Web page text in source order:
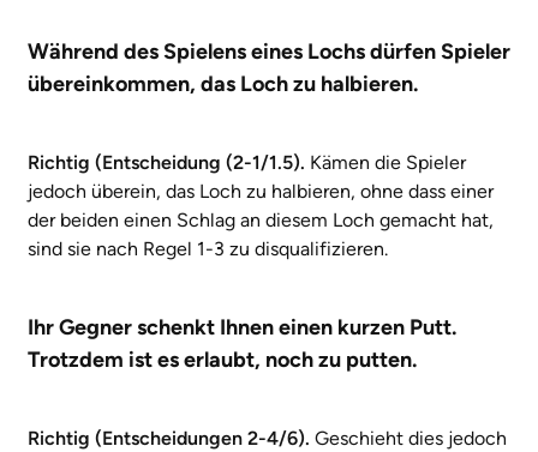
Während des Spielens eines Lochs dürfen Spieler
übereinkommen, das Loch zu halbieren.
Richtig (Entscheidung (2-1/1.5). Kämen die Spieler
jedoch überein, das Loch zu halbieren, ohne dass einer
der beiden einen Schlag an diesem Loch gemacht hat,
sind sie nach Regel 1-3 zu disqualifizieren.
Ihr Gegner schenkt Ihnen einen kurzen Putt.
Trotzdem ist es erlaubt, noch zu putten.
Richtig (Entscheidungen 2-4/6). Geschieht dies jedoch